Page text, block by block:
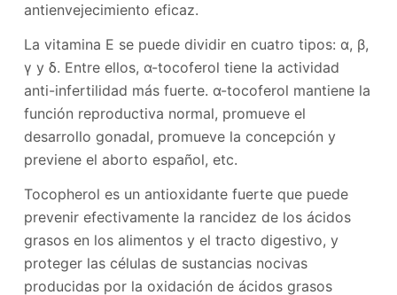
antienvejecimiento eficaz.
La vitamina E se puede dividir en cuatro tipos: α, β,
γ y δ. Entre ellos, α-tocoferol tiene la actividad
anti-infertilidad más fuerte. α-tocoferol mantiene la
función reproductiva normal, promueve el
desarrollo gonadal, promueve la concepción y
previene el aborto español, etc.
Tocopherol es un antioxidante fuerte que puede
prevenir efectivamente la rancidez de los ácidos
grasos en los alimentos y el tracto digestivo, y
proteger las células de sustancias nocivas
producidas por la oxidación de ácidos grasos